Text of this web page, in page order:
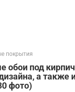
покрытия
обои под
а также
фото)